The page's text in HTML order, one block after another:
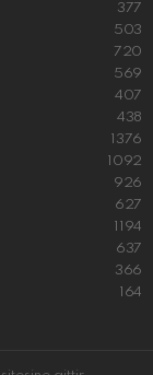
377
503
720
569
407
438
1376
1092
926
627
1194
637
366
164